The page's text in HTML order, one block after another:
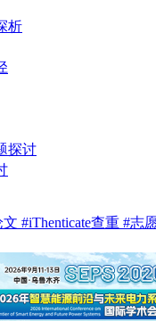
析
探讨
文 #iThenticate查重 #志